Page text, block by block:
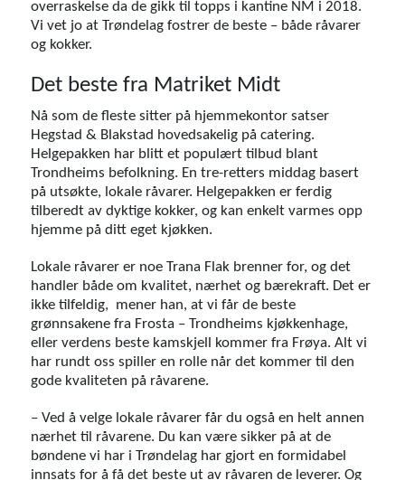
overraskelse da de gikk til topps i kantine NM i 2018.
Vi vet jo at Trøndelag fostrer de beste – både råvarer
og kokker.
Det beste fra Matriket Midt
Nå som de fleste sitter på hjemmekontor satser
Hegstad & Blakstad hovedsakelig på catering.
Helgepakken har blitt et populært tilbud blant
Trondheims befolkning. En tre-retters middag basert
på utsøkte, lokale råvarer. Helgepakken er ferdig
tilberedt av dyktige kokker, og kan enkelt varmes opp
hjemme på ditt eget kjøkken.
Lokale råvarer er noe Trana Flak brenner for, og det
handler både om kvalitet, nærhet og bærekraft. Det er
ikke tilfeldig, mener han, at vi får de beste
grønnsakene fra Frosta – Trondheims kjøkkenhage,
eller verdens beste kamskjell kommer fra Frøya. Alt vi
har rundt oss spiller en rolle når det kommer til den
gode kvaliteten på råvarene.
– Ved å velge lokale råvarer får du også en helt annen
nærhet til råvarene. Du kan være sikker på at de
bøndene vi har i Trøndelag har gjort en formidabel
innsats for å få det beste ut av råvaren de leverer. Og